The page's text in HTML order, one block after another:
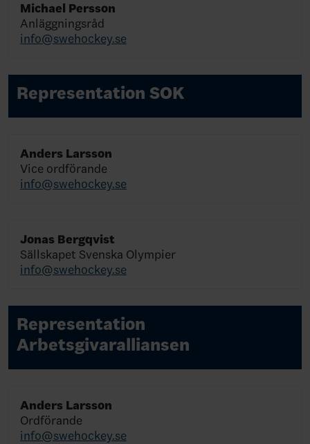
Michael Persson
Anläggningsråd
info@swehockey.se
Representation SOK
Anders Larsson
Vice ordförande
info@swehockey.se
Jonas Bergqvist
Sällskapet Svenska Olympier
info@swehockey.se
Representation
Arbetsgivaralliansen
Anders Larsson
Ordförande
info@swehockey.se